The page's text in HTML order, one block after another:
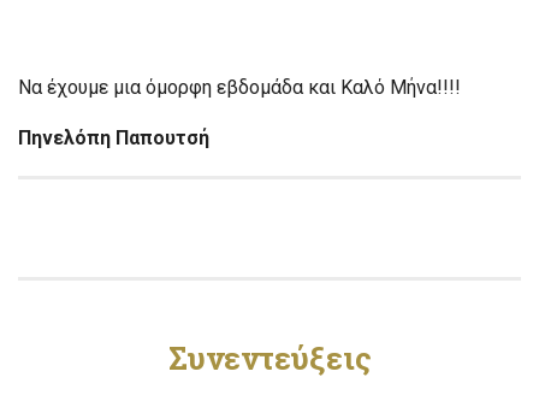
Να έχουμε μια όμορφη εβδομάδα και Καλό Μήνα!!!!
Πηνελόπη Παπουτσή
Συνεντεύξεις